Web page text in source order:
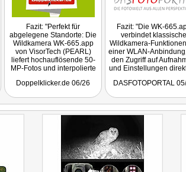
Fazit: "Perfekt für
abgelegene Standorte: Die
Wildkamera WK-665.app
von VisorTech (PEARL)
liefert hochauflösende 50-
MP-Fotos und interpolierte
LEDs garantieren
unsichtbare Nachtsicht, der
löst in 0,3 Sekunden aus.
flexibel einstellen."
Doppelklicker.de 06/26
Fazit: "Die WK-
verbindet klassische
Wildkamera-
einer WLAN-
den Zugriff auf
und Einstellungen
ermöglicht. Hinzu
eine kurze Auslösezeit,
No-Glow-
DASFOTOPORTAL